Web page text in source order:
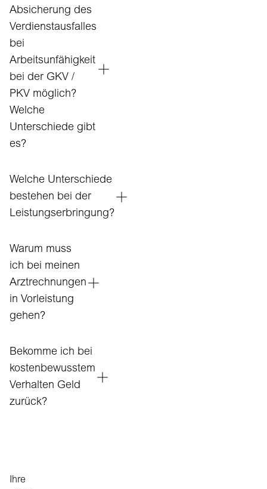
Absicherung des
Verdienstausfalles
bei
Arbeitsunfähigkeit
bei der GKV /
PKV möglich?
Welche
Unterschiede gibt
es?
Welche Unterschiede
bestehen bei der
Leistungserbringung?
Warum muss
ich bei meinen
Arztrechnungen
in Vorleistung
gehen?
Bekomme ich bei
kostenbewusstem
Verhalten Geld
zurück?
Ihre